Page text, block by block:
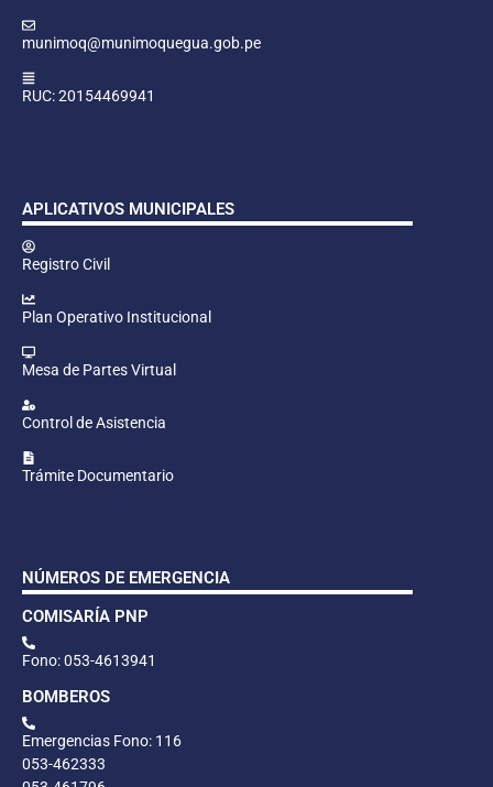
munimoq@munimoquegua.gob.pe
RUC: 20154469941
APLICATIVOS MUNICIPALES
Registro Civil
Plan Operativo Institucional
Mesa de Partes Virtual
Control de Asistencia
Trámite Documentario
NÚMEROS DE EMERGENCIA
COMISARÍA PNP
Fono: 053-4613941
BOMBEROS
Emergencias Fono: 116
053-462333